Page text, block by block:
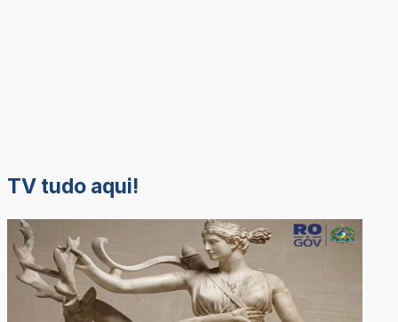
TV tudo aqui!